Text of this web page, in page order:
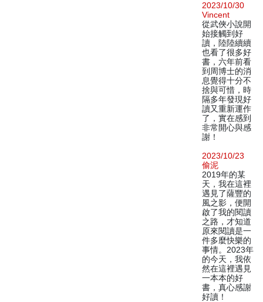
2023/10/30
Vincent
從武俠小說開
始接觸到好
讀，陸陸續續
也看了很多好
書，六年前看
到周博士的消
息覺得十分不
捨與可惜，時
隔多年發現好
讀又重新運作
了，實在感到
非常開心與感
謝！
2023/10/23
偷泥
2019年的某
天，我在這裡
遇見了薩豐的
風之影，便開
啟了我的閱讀
之路，才知道
原來閱讀是一
件多麼快樂的
事情。2023年
的今天，我依
然在這裡遇見
一本本的好
書，真心感謝
好讀！